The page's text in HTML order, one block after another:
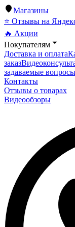
Магазины
⭐ Отзывы на
🔥 Акции
Покупателям
Доставка и оплата
заказ
задаваемые вопросы
Контакты
Отзывы о товарах
Видеообзоры